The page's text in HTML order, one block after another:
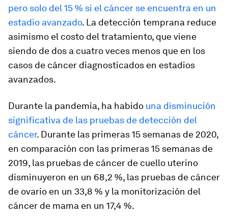
pero solo del 15 % si el cáncer se encuentra en un
estadio avanzado. La detección temprana reduce
asimismo el costo del tratamiento, que viene
siendo de dos a cuatro veces menos que en los
casos de cáncer diagnosticados en estadios
avanzados.
Durante la pandemia, ha habido una disminución
significativa de las pruebas de detección del
cáncer. Durante las primeras 15 semanas de 2020,
en comparación con las primeras 15 semanas de
2019, las pruebas de cáncer de cuello uterino
disminuyeron en un 68,2 %, las pruebas de cáncer
de ovario en un 33,8 % y la monitorización del
cáncer de mama en un 17,4 %.